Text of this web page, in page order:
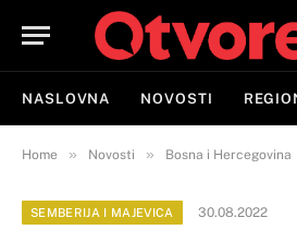
NASLOVNA NOVOSTI
Home » Novosti » Bosna i Hercegovina
SEMBERIJA I MAJEVICA 30.08.2022